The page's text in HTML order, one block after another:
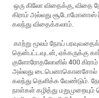
ஒரு கிலோ விதைக்கு, விதை
கிராம் அல்லது
கலந்து விதைக்கலாம்.
காற்று மூலம் நோய்
தென்பட்டவுடன், ஏக்கருக்கு
குளோரோதலோனில் 400
அல்லது டைபெனாகொனசோல்
கலந்து தெளிக்க வேண்டும்.
நாள்கள் கழித்து